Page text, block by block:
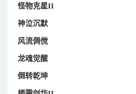
怪物克星II
神泣沉默
风流倜傥
龙魂觉醒
倒转乾坤